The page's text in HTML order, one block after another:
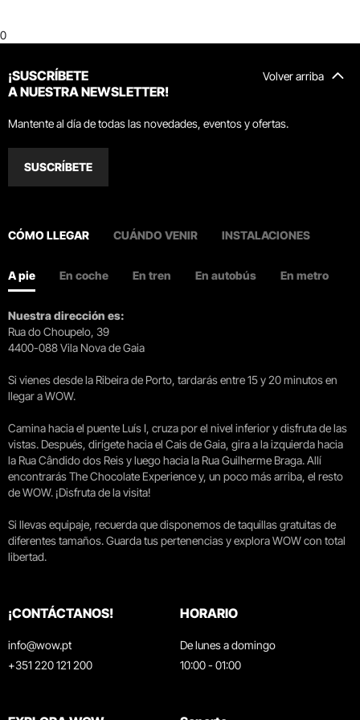
0
Volver arriba
¡SUSCRÍBETE
A NUESTRA NEWSLETTER!
Mantente al día de todas las novedades, eventos y ofertas.
SUSCRÍBETE
CÓMO LLEGAR CUÁNDO VENIR INSTALACIONES
A pie En coche En tren En autobús En metro
Nuestra dirección es:
Rua do Choupelo, 39
4400-088 Vila Nova de Gaia
Si vienes desde la Ribeira de Porto, tardarás entre 15 y 20 minutos en
llegar a WOW.
Camina hacia el puente Luís I, cruza por el nivel inferior y disfruta de las
vistas. Después, dirígete hacia el Cais de Gaia, gira a la izquierda hacia
la Rua Cândido dos Reis y luego hacia la Rua Guilherme Braga. Allí
encontrarás The Chocolate Experience y, un poco más arriba, el resto
de WOW. ¡Disfruta de la visita!
Si llevas equipaje, recuerda que disponemos de taquillas gratuitas de
diferentes tamaños. Guarda tus pertenencias y explora WOW con total
libertad.
¡CONTÁCTANOS!
info@wow.pt
+351 220 121 200
HORARIO
De lunes a domingo
10:00 - 01:00